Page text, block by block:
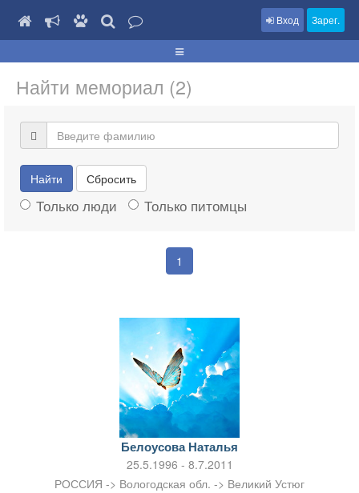
Вход Зарег.
Найти мемориал (2)
Найти Сбросить
Только люди Только питомцы
1
Белоусова Наталья
25.5.1996 - 8.7.2011
РОССИЯ -> Вологодская обл. -> Великий Устюг